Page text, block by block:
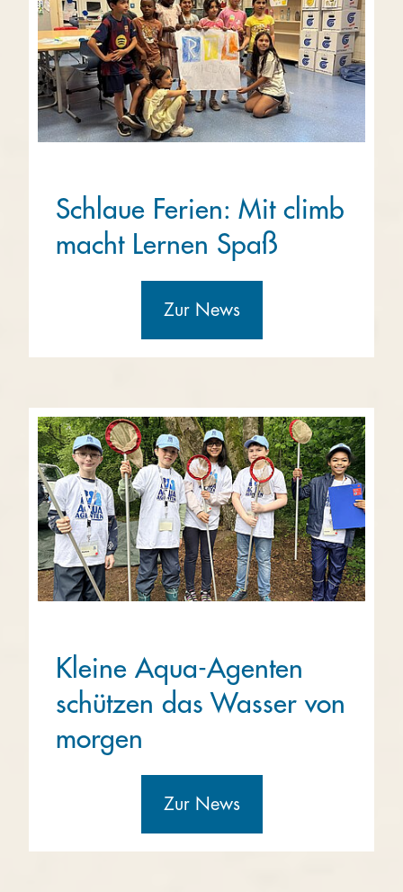
Schlaue Ferien: Mit climb
macht Lernen Spaß
Zur News
Kleine Aqua-Agenten
schützen das Wasser von
morgen
Zur News